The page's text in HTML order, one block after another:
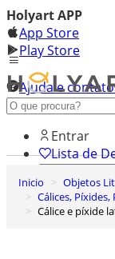
Holyart APP
App Store
Play Store
Ajuda e
Conheça premium
Entrar
Lista de
0
Carrinho de
Inicio Objetos
Cálices,
Cálice e píxide